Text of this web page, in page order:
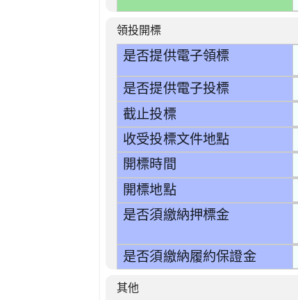
領投開標
是否提供電子領標
是否提供電子投標
截止投標
收受投標文件地點
開標時間
開標地點
是否須繳納押標金
是否須繳納履約保證金
其他